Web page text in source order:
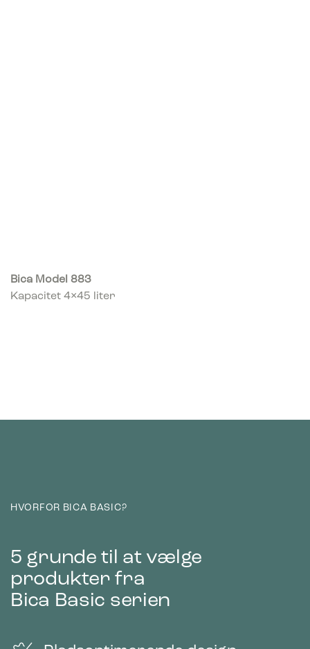
Bica Model 883
Kapacitet 4×45 liter
HVORFOR BICA BASIC?
5 grunde til at vælge
produkter fra
Bica Basic serien